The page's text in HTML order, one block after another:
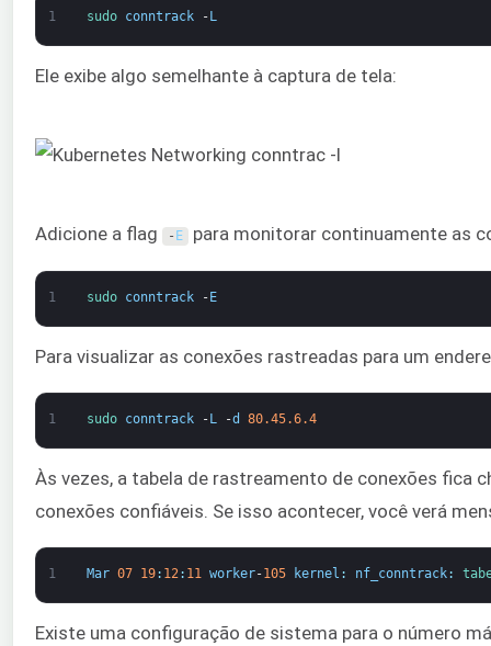
1 sudo conntrack -L
Ele exibe algo semelhante à captura de tela:
Adicione a flag - E para monitorar continuamente as
1 sudo conntrack -E
Para visualizar as conexões rastreadas para um
1 sudo conntrack - L -d 80.45.6.4
Às vezes, a tabela de rastreamento de conexões fica
conexões confiáveis. Se isso acontecer, você verá
1 Mar 07 19: 12: 11 worker-105 kernel : nf_conntrack:
Existe uma configuração de sistema para o número